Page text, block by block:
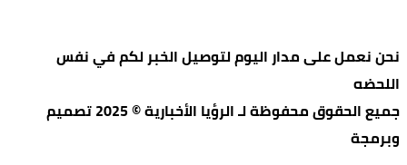
نحن نعمل على مدار اليوم لتوصيل الخبر لكم في نفس
اللحضه
جميع الحقوق محفوظة لـ الرؤيا الأخبارية © 2025 تصميم
وبرمجة